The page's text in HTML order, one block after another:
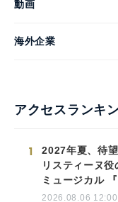
動画
海外企業
アクセスランキ
1
2027年夏、待
リスティーヌ役
ミュージカル
2026.08.06 12:00